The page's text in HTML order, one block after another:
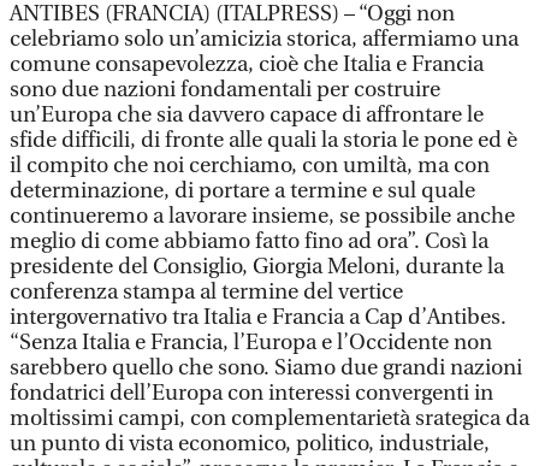
ANTIBES (FRANCIA) (ITALPRESS) – “Oggi non
celebriamo solo un’amicizia storica, affermiamo una
comune consapevolezza, cioè che Italia e Francia
sono due nazioni fondamentali per costruire
un’Europa che sia davvero capace di affrontare le
sfide difficili, di fronte alle quali la storia le pone ed è
il compito che noi cerchiamo, con umiltà, ma con
determinazione, di portare a termine e sul quale
continueremo a lavorare insieme, se possibile anche
meglio di come abbiamo fatto fino ad ora”. Così la
presidente del Consiglio, Giorgia Meloni, durante la
conferenza stampa al termine del vertice
intergovernativo tra Italia e Francia a Cap d’Antibes.
“Senza Italia e Francia, l’Europa e l’Occidente non
sarebbero quello che sono. Siamo due grandi nazioni
fondatrici dell’Europa con interessi convergenti in
moltissimi campi, con complementarietà srategica da
un punto di vista economico, politico, industriale,